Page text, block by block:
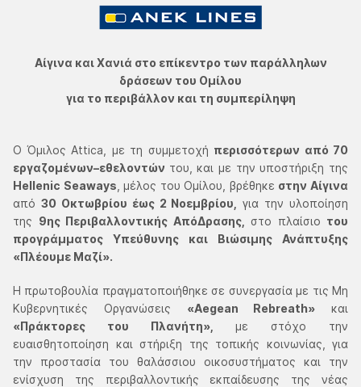
Αίγινα και Χανιά στο επίκεντρο των παράλληλων
δράσεων του Ομίλου
για το περιβάλλον και τη συμπερίληψη
Ο Όμιλος Attica, με τη συμμετοχή περισσότερων από 70
εργαζομένων–εθελοντών του, και με την υποστήριξη της
Hellenic Seaways , μέλος του Ομίλου, βρέθηκε στην Αίγινα
από 30 Οκτωβρίου έως 2 Νοεμβρίου,
για την υλοποίηση
της 9ης Περιβαλλοντικής ΑπόΔρασης, στο πλαίσιο του
προγράμματος Υπεύθυνης και Βιώσιμης Ανάπτυξης
«Πλέουμε Μαζί».
Η πρωτοβουλία πραγματοποιήθηκε σε συνεργασία με τις Μη
Κυβερνητικές Οργανώσεις «Aegean Rebreath» και
«Πράκτορες του Πλανήτη»,
με στόχο την
ευαισθητοποίηση και στήριξη της τοπικής κοινωνίας, για
την προστασία του θαλάσσιου οικοσυστήματος και την
ενίσχυση της περιβαλλοντικής εκπαίδευσης της νέας